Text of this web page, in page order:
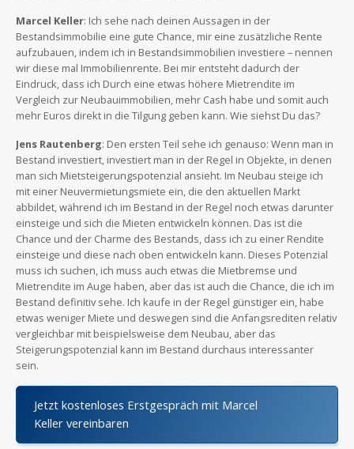
Marcel Keller: Ich sehe nach deinen Aussagen in der
Bestandsimmobilie eine gute Chance, mir eine zusätzliche Rente
aufzubauen, indem ich in Bestandsimmobilien investiere – nennen
wir diese mal Immobilienrente. Bei mir entsteht dadurch der
Eindruck, dass ich Durch eine etwas höhere Mietrendite im
Vergleich zur Neubauimmobilien, mehr Cash habe und somit auch
mehr Euros direkt in die Tilgung geben kann. Wie siehst Du das?
Jens Rautenberg: Den ersten Teil sehe ich genauso: Wenn man in
Bestand investiert, investiert man in der Regel in Objekte, in denen
man sich Mietsteigerungspotenzial ansieht. Im Neubau steige ich
mit einer Neuvermietungsmiete ein, die den aktuellen Markt
abbildet, während ich im Bestand in der Regel noch etwas darunter
einsteige und sich die Mieten entwickeln können. Das ist die
Chance und der Charme des Bestands, dass ich zu einer Rendite
einsteige und diese nach oben entwickeln kann. Dieses Potenzial
muss ich suchen, ich muss auch etwas die Mietbremse und
Mietrendite im Auge haben, aber das ist auch die Chance, die ich im
Bestand definitiv sehe. Ich kaufe in der Regel günstiger ein, habe
etwas weniger Miete und deswegen sind die Anfangsrediten relativ
vergleichbar mit beispielsweise dem Neubau, aber das
Steigerungspotenzial kann im Bestand durchaus interessanter
sein.
Jetzt kostenloses Erstgespräch mit Marcel
Keller vereinbaren